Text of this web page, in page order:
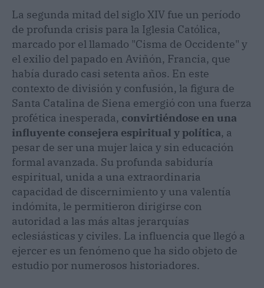
La segunda mitad del siglo XIV fue un período
de profunda crisis para la Iglesia Católica,
marcado por el llamado "Cisma de Occidente" y
el exilio del papado en Aviñón, Francia, que
había durado casi setenta años. En este
contexto de división y confusión, la figura de
Santa Catalina de Siena emergió con una fuerza
profética inesperada, convirtiéndose en una
influyente consejera espiritual y política, a
pesar de ser una mujer laica y sin educación
formal avanzada. Su profunda sabiduría
espiritual, unida a una extraordinaria
capacidad de discernimiento y una valentía
indómita, le permitieron dirigirse con
autoridad a las más altas jerarquías
eclesiásticas y civiles. La influencia que llegó a
ejercer es un fenómeno que ha sido objeto de
estudio por numerosos historiadores.